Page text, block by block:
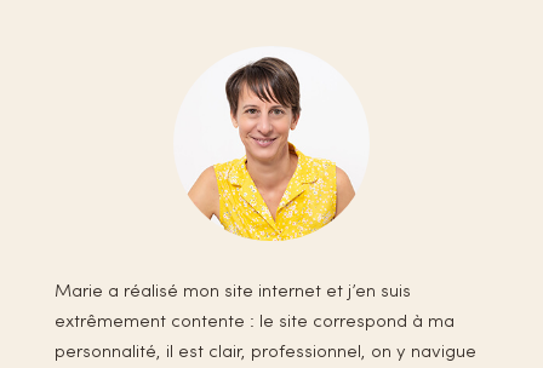
Marie a réalisé mon site internet et j’en suis
extrêmement contente : le site correspond à ma
personnalité, il est clair, professionnel, on y navigue